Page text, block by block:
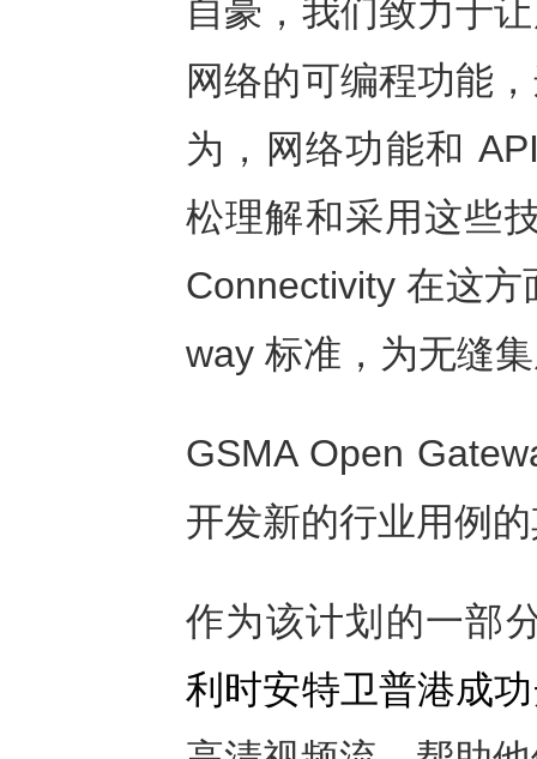
自豪，我们致力于
网络的可编程功能
为，网络功能和
松理解和采用这些
Connectivity在这方
way 标准，为无缝
GSMA Open
开发新的行业用例
作为该计划的一部
利时安特卫普港成